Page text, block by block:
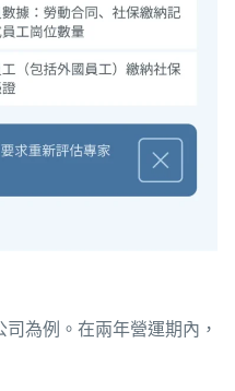
為例。在兩年營運期內，